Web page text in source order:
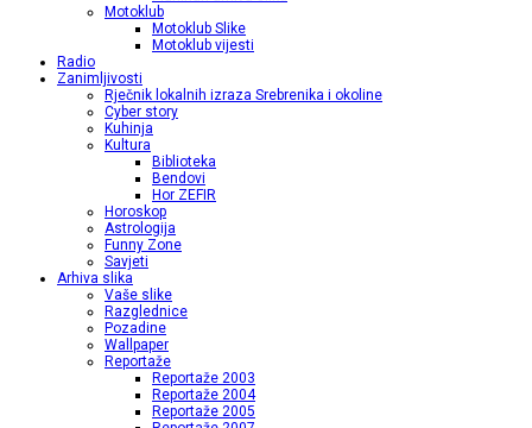
Motoklub
Motoklub Slike
Motoklub vijesti
Radio
Zanimljivosti
Rječnik lokalnih izraza Srebrenika i okoline
Cyber story
Kuhinja
Kultura
Biblioteka
Bendovi
Hor ZEFIR
Horoskop
Astrologija
Funny Zone
Savjeti
Arhiva slika
Vaše slike
Razglednice
Pozadine
Wallpaper
Reportaže
Reportaže 2003
Reportaže 2004
Reportaže 2005